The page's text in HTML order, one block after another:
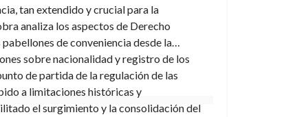
tan extendido y crucial para la
analiza los aspectos de Derecho
de conveniencia desde la
sobre nacionalidad y registro de los
de partida de la regulación de las
a limitaciones históricas y
el surgimiento y la consolidación del